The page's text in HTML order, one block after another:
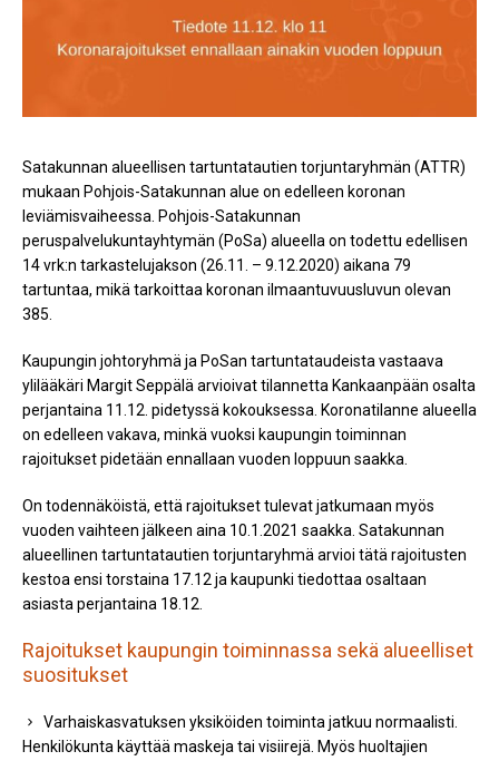
Satakunnan alueellisen tartuntatautien torjuntaryhmän (ATTR)
mukaan Pohjois-Satakunnan alue on edelleen koronan
leviämisvaiheessa. Pohjois-Satakunnan
peruspalvelukuntayhtymän (PoSa) alueella on todettu edellisen
14 vrk:n tarkastelujakson (26.11. – 9.12.2020) aikana 79
tartuntaa, mikä tarkoittaa koronan ilmaantuvuusluvun olevan
385.
Kaupungin johtoryhmä ja PoSan tartuntataudeista vastaava
ylilääkäri Margit Seppälä arvioivat tilannetta Kankaanpään osalta
perjantaina 11.12. pidetyssä kokouksessa. Koronatilanne alueella
on edelleen vakava, minkä vuoksi kaupungin toiminnan
rajoitukset pidetään ennallaan vuoden loppuun saakka.
On todennäköistä, että rajoitukset tulevat jatkumaan myös
vuoden vaihteen jälkeen aina 10.1.2021 saakka. Satakunnan
alueellinen tartuntatautien torjuntaryhmä arvioi tätä rajoitusten
kestoa ensi torstaina 17.12 ja kaupunki tiedottaa osaltaan
asiasta perjantaina 18.12.
Rajoitukset kaupungin toiminnassa sekä alueelliset
suositukset
Varhaiskasvatuksen yksiköiden toiminta jatkuu normaalisti.
Henkilökunta käyttää maskeja tai visiirejä. Myös huoltajien